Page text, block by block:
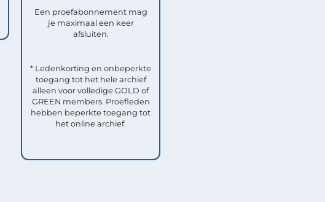
Een proefabonnement mag
je maximaal een keer
afsluiten.
* Ledenkorting en onbeperkte
toegang tot het hele archief
alleen voor volledige GOLD of
GREEN members. Proefleden
hebben beperkte toegang tot
het online archief.